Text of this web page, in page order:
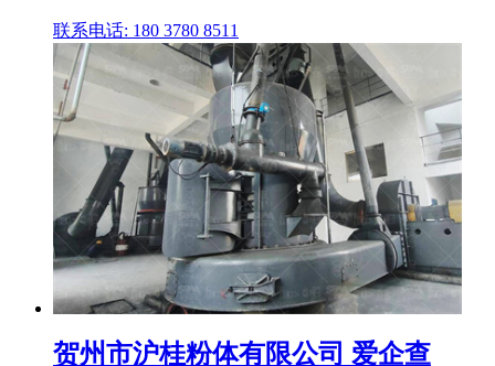
联系电话: 180 3780 8511
贺州市沪桂粉体有限公司 爱企查